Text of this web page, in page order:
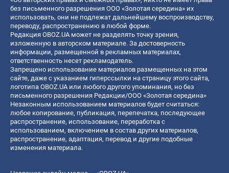
без письменного разрешения ООО «Золотая середина» их
использовать, они не подлежат дальнейшему воспроизводству,
переводу, распространению в любой форме.
Редакция OBOZ.UA может не разделять точку зрения,
изложенную в авторском материале. За достоверность
информации, размещенной в рекламных материалах,
ответственность несет рекламодатель.
Запрещено использование материалов размещенных на этом
сайте, даже с указанием гиперссылки на страницу этого сайта,
логотипа OBOZ.UA или любого другого упоминания, но без
письменного разрешения Редакции/ООО «Золотая середина»
Незаконным использованием материалов будет считаться:
любое копирование, публикация, перепечатка, последующее
распространение, использование, переработка с
использованием, включением в состав других материалов,
распространение, адаптация, перевод и другие подобные
изменения материала.